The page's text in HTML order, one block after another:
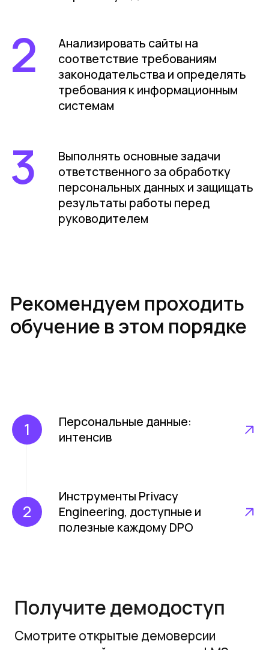
Онлайн-оплата
для физических лиц
Обучение сотрудников
Скидка 5% на оплату
Возможность оформить
налоговый вычет за
образовательные услуги
Специальные условия
при внесении предоплаты
за учебный год
Чек на почту сразу после
покупки
или подготовка рамочного
договора для долгосрочного
сотрудничества
Уточнить условия